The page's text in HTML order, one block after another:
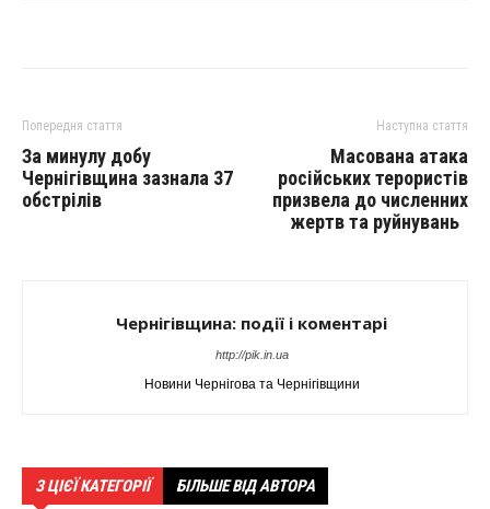
Попередня стаття
За минулу добу
Чернігівщина зазнала 37
обстрілів
Наступна стаття
Масована атака
російських терористів
призвела до численних
жертв та руйнувань
Чернігівщина: події і коментарі
http://pik.in.ua
Новини Чернігова та Чернігівщини
З ЦІЄЇ КАТЕГОРІЇ БІЛЬШЕ ВІД АВТОРА